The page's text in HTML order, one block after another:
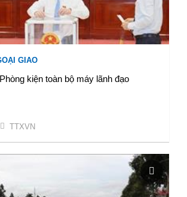
GIAO
kiện toàn bộ máy lãnh đạo
TTXVN